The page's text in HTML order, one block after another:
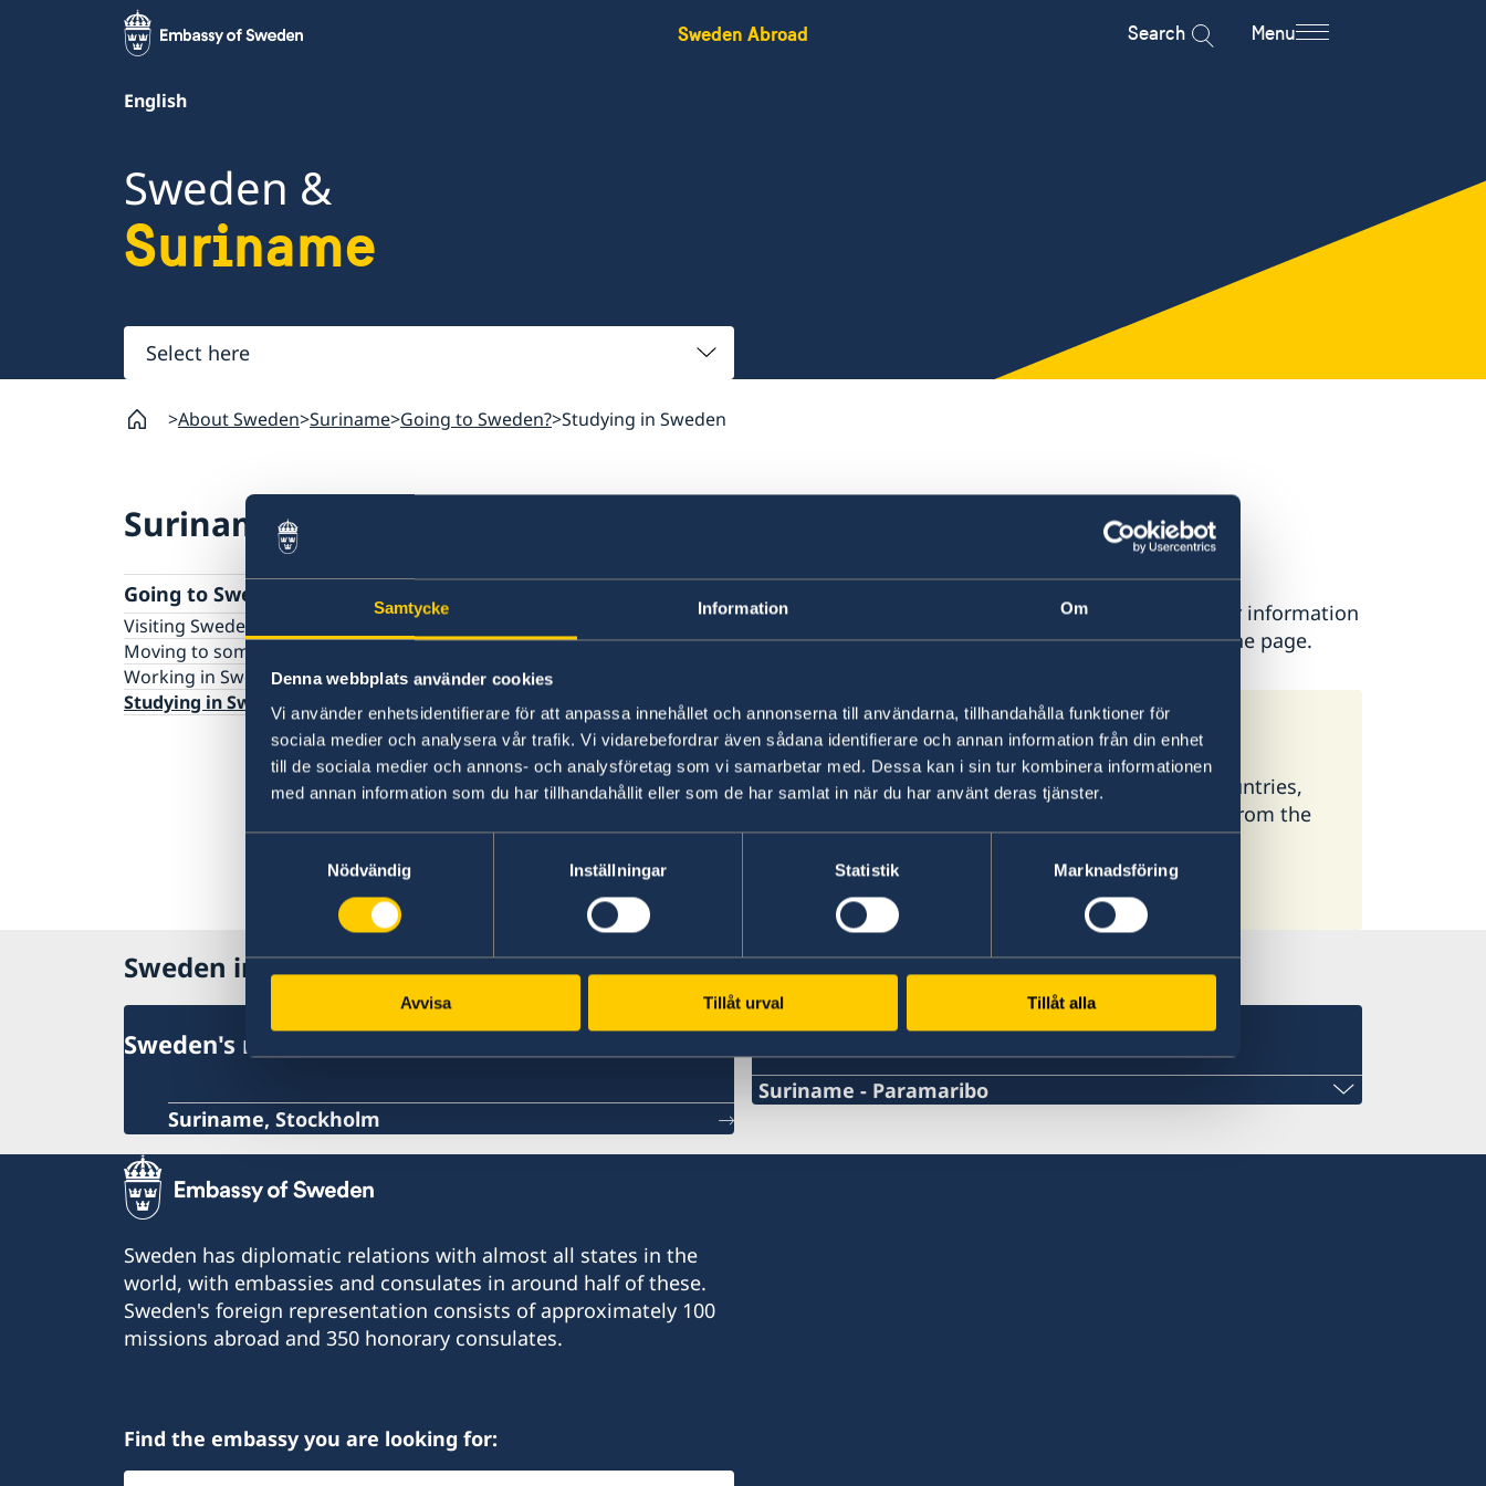
Samtycke Information Om
Denna webbplats använder cookies
Vi använder enhetsidentifierare för att anpassa innehållet och annonserna till användarna, tillhandahålla funktioner för
sociala medier och analysera vår trafik. Vi vidarebefordrar även sådana identifierare och annan information från din enhet
till de sociala medier och annons- och analysföretag som vi samarbetar med. Dessa kan i sin tur kombinera informationen
med annan information som du har tillhandahållit eller som de har samlat in när du har använt deras tjänster.
Nödvändig
Inställningar Statistik Marknadsföring
Avvisa Tillåt urval Tillåt alla
Sweden Abroad Search Menu
English
Sweden &
Suriname
Select
here
About Sweden Suriname Going to Sweden? Studying in Sweden
Suriname
Going to Sweden?
Visiting Sweden
Moving to someone in Sweden
Working in Sweden
Studying in Sweden
No local information is currently available. Please contact the Embassy for information
on any local conditions. A link to the Embassy is found at the bottom of the page.
Basic information about: Studying in Sweden
Basic information applicable to all countries is available here. In some countries,
additional conditions also apply – for more information, select a country from the
'Select Country Here' drop-down list.
Read more
Sweden in Suriname
Sweden's mission
Suriname, Stockholm
Swedish consulates
Suriname - Paramaribo
Sweden has diplomatic relations with almost all states in the
world, with embassies and consulates in around half of these.
Sweden's foreign representation consists of approximately 100
missions abroad and 350 honorary consulates.
Find the embassy you are looking for: